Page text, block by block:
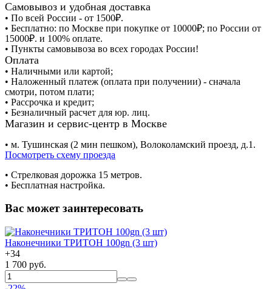
Самовывоз и удобная доставка
• По всей России - от 1500₽.
• Бесплатно: по Москве при покупке от 10000₽; по России от
15000₽. и 100% оплате.
• Пункты самовывоза во всех городах России!
Оплата
• Наличными или картой;
• Наложенный платеж (оплата при получении) - сначала
смотри, потом плати;
• Рассрочка и кредит;
• Безналичный расчет для юр. лиц.
Магазин и сервис-центр в Москве
• м. Тушинская (2 мин пешком), Волоколамский проезд, д.1.
Посмотреть схему проезда
• Cтрелковая дорожка 15 метров.
• Бесплатная настройка.
Вас может заинтересовать
Наконечники ТРИТОН 100gn (3 шт)
+34
1 700 руб.